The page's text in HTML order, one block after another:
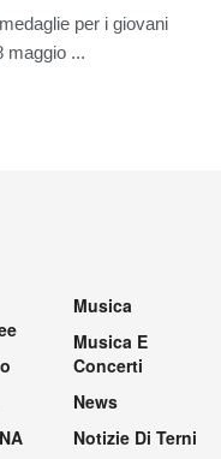
per i giovani
maggio ...
Musica
Musica E
Concerti
News
Notizie Di Terni